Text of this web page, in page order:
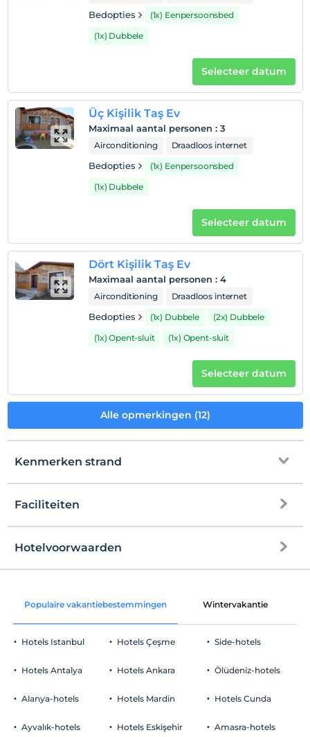
Baby's jonger dan 2 worden niet in rekening gebracht
1 kind(eren) tot de leeftijd van 12 per kamer
wordt/worden niet in rekening gebracht
Bedopties
(1x) Eenpersoonsbed
(1x) Dubbele
Selecteer datum
Üç Kişilik Taş Ev
Maximaal aantal personen : 3
Airconditioning Draadloos internet
Bedopties
(1x) Eenpersoonsbed
(1x) Dubbele
Selecteer datum
Dört Kişilik Taş Ev
Maximaal aantal personen : 4
Airconditioning Draadloos internet
Bedopties (1x) Dubbele
(2x) Dubbele
(1x) Opent-sluit
(1x) Opent-sluit
Selecteer datum
Alle opmerkingen (12)
Kenmerken strand
openbaar strand
zandstrand
Faciliteiten
Gemeenschappelijke ruimtes en alle
Parkeerplaats
Vrij Priveparkeren
Hotelvoorwaarden
Check in
Uitchecken
Voor 12:00
huisdier
Baby's jonger dan 2 worden niet in rekening gebracht
Populaire vakantiebestemmingen Wintervakantie
Hotels Istanbul
Hotels Antalya
Alanya-hotels
Ayvalık-hotels
Hotels Çeşme
Hotels Ankara
Hotels Mardin
Hotels Eskişehir
Side-hotels
Ölüdeniz-hotels
Hotels Cunda
Amasra-hotels